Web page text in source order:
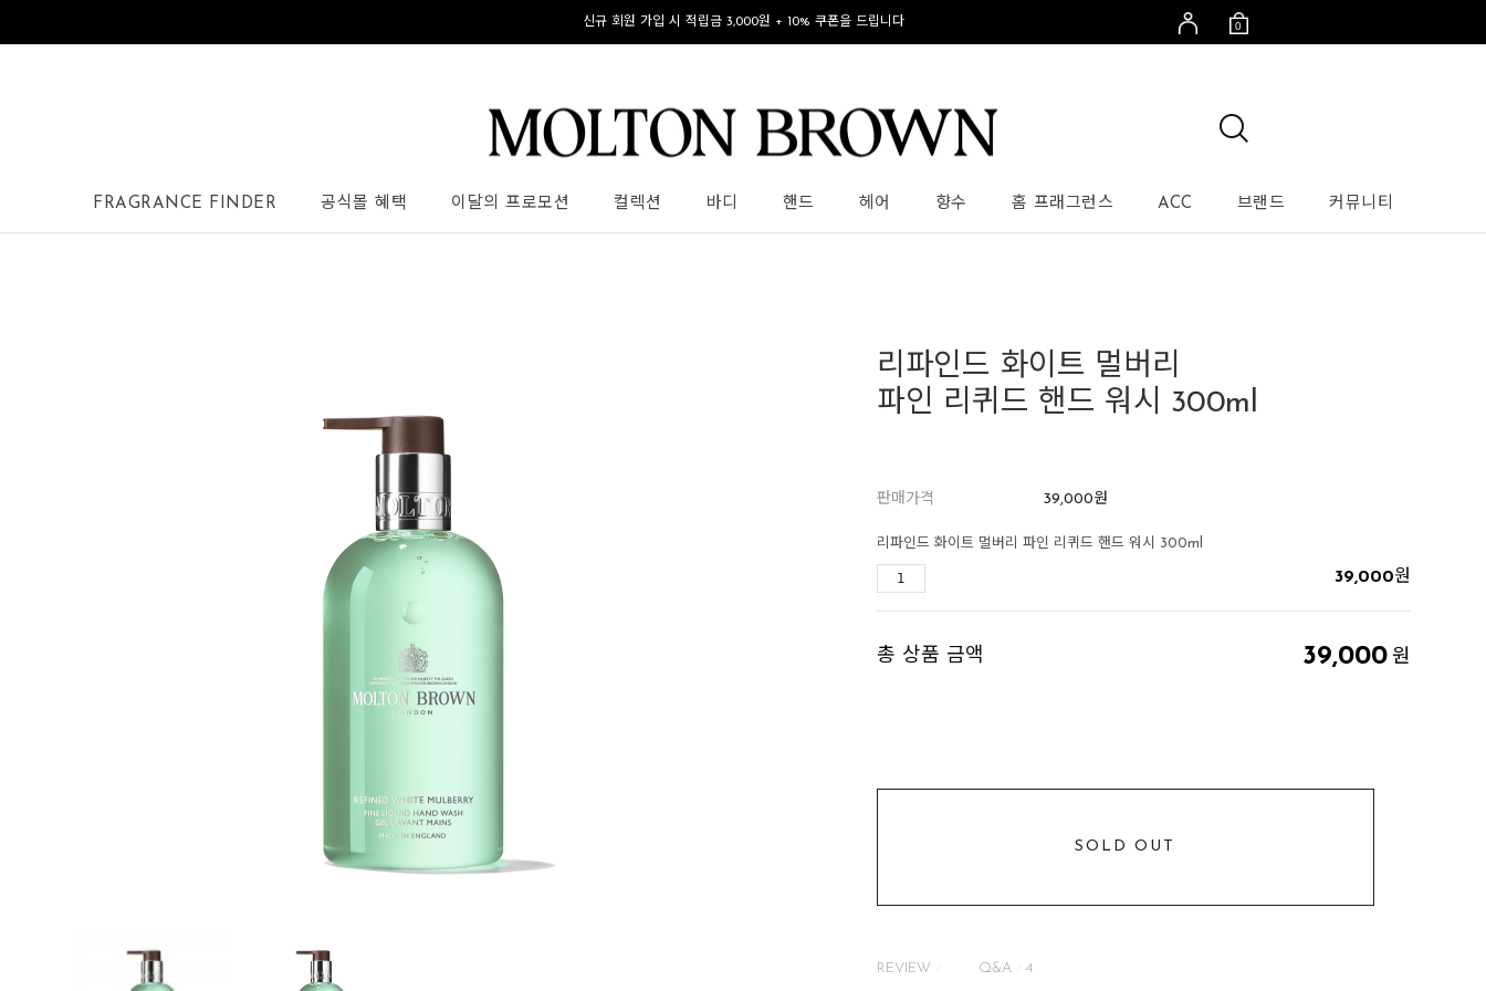
신규 회원 가입 시 적립금 3,000원 + 10% 쿠폰을 드립니다 0
FRAGRANCE FINDER 공식몰 혜택 이달의 프로모션 컬렉션 바디 핸드 헤어 향수 홈 프래그런스 ACC 브랜드 커뮤니티
리파인드 화이트 멀버리
파인 리퀴드 핸드 워시 300ml
판매가격 39,000원
리파인드 화이트 멀버리 파인 리퀴드 핸드 워시 300ml
39,000원
총 상품 금액 39,000 원
SOLD OUT
REVIEW Q&A 4